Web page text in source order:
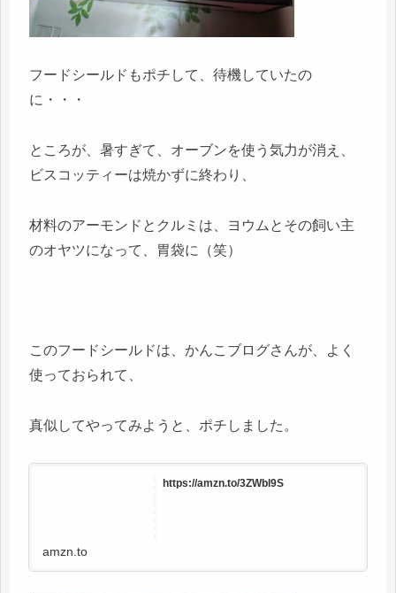
フードシールドもポチして、待機していたの
に・・・
ところが、暑すぎて、オーブンを使う気力が消え、
ビスコッティーは焼かずに終わり、
材料のアーモンドとクルミは、ヨウムとその飼い主
のオヤツになって、胃袋に（笑）
このフードシールドは、かんこブログさんが、よく
使っておられて、
真似してやってみようと、ポチしました。
https://amzn.to/3ZWbl9S
amzn.to